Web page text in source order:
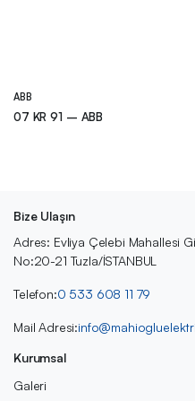
ABB
07 KR 91 – ABB
Bize Ulaşın
Adres: Evliya Çelebi Mahallesi
No:20-21 Tuzla/İSTANBUL
Telefon:0 533 608 11 79
Mail Adresi:
Kurumsal
Galeri